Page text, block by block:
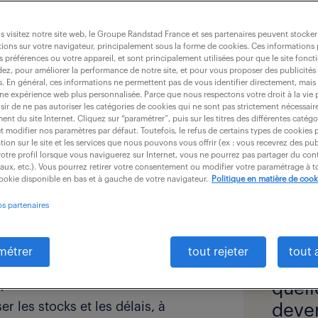
ses clients, l’assistant commercial
dès le niveau Bac +2 qui
h)
la partie administrative de la
consistent à effectuer
les stocks et les délais, à
visitez notre site web, le Groupe Randstad France et ses partenaires peuvent
sur votre navigateur, principalement sous la forme de cookies. Ces informations
préférences ou votre appareil, et sont principalement utilisées pour que le site
pour améliorer la performance de notre site, et pour vous proposer des publicités
En général, ces informations ne permettent pas de vous identifier directement,
expérience web plus personnalisée. Parce que nous respectons votre droit à la vie
de ne pas autoriser les catégories de cookies qui ne sont pas strictement
du site Internet. Cliquez sur “paramétrer”, puis sur les titres des différentes
modifier nos paramètres par défaut. Toutefois, le refus de certains types de cookies
sur le site et les services que nous pouvons vous offrir (ex : vous recevrez des
profil lorsque vous naviguerez sur Internet, vous ne pourrez pas partager du
etc.). Vous pourrez retirer votre consentement ou modifier votre paramétrage à
disponible en bas et à gauche de votre navigateur.
Politique en matière de
partenaires
tout rejeter tout